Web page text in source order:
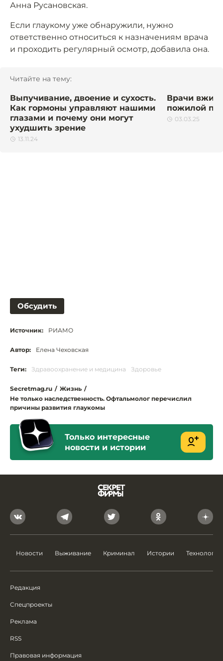
Анна Русановская.
Если глаукому уже обнаружили, нужно
ответственно относиться к назначениям врача
и проходить регулярный осмотр, добавила она.
Читайте на тему:
Выпучивание, двоение и сухость.
Как гормоны управляют нашими
глазами и почему они могут
ухудшить зрение
13.11.24
Врачи
пожилой
03.03.25
Обсудить
Источник: РИАМО
Автор: Елена Чеховская
Теги: Здравоохранение и медицина Здоровье
Secretmag.ru / Жизнь /
Не только наследственность. Офтальмолог перечислил
причины развития глаукомы
Только интересные
новости и истории
Новости Выживание Криминал Истории Технологии
Редакция
Спецпроекты
Реклама
RSS
Правовая информация